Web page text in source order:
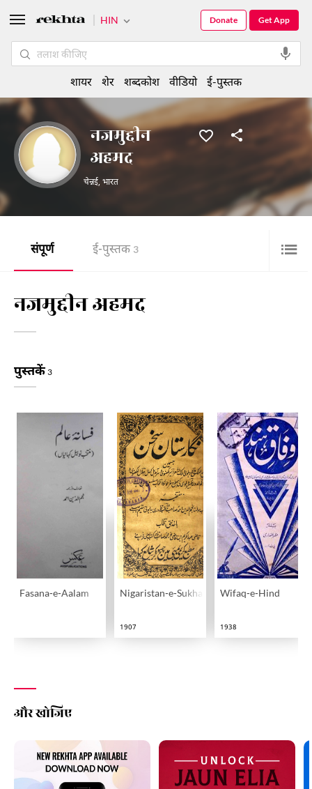
नजमुद्दीन
अहमद
चेन्नई,भारत
संपूर्ण ई-पुस्तक 3
नजमुद्दीन अहमद
पुस्तकें 3
Fasana-e-Aalam Nigaristan-e-Sukhan
1907
Wifaq-e-Hind
1938
और खोजिए
HIN Get App
Donate
शायर शेर शब्दकोश वीडियो ई-पुस्तक